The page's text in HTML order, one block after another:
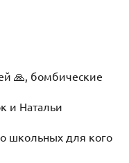
🙏, бомбические
и Натальи
школьных для кого